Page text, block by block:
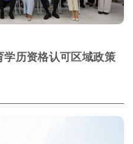
历资格认可区域政策